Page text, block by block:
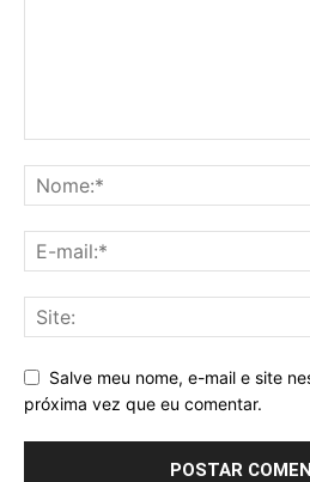
Salve meu nome, e-mail e site
próxima vez que eu comentar.